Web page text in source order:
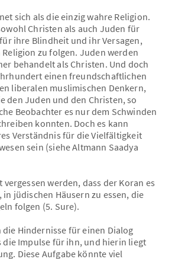
sich als die einzig wahre Religion.
Christen als auch Juden für
ihre Blindheit und ihr Versagen,
zu folgen. Juden werden
behandelt als Christen. Und doch
einen freundschaftlichen
liberalen muslimischen Denkern,
den Juden und den Christen, so
Beobachter es nur dem Schwinden
konnten. Doch es kann
Verständnis für die Vielfältigkeit
sein (siehe Altmann Saadya
vergessen werden, dass der Koran es
jüdischen Häusern zu essen, die
folgen (5. Sure).
Hindernisse für einen Dialog
die Impulse für ihn, und hierin liegt
Diese Aufgabe könnte viel